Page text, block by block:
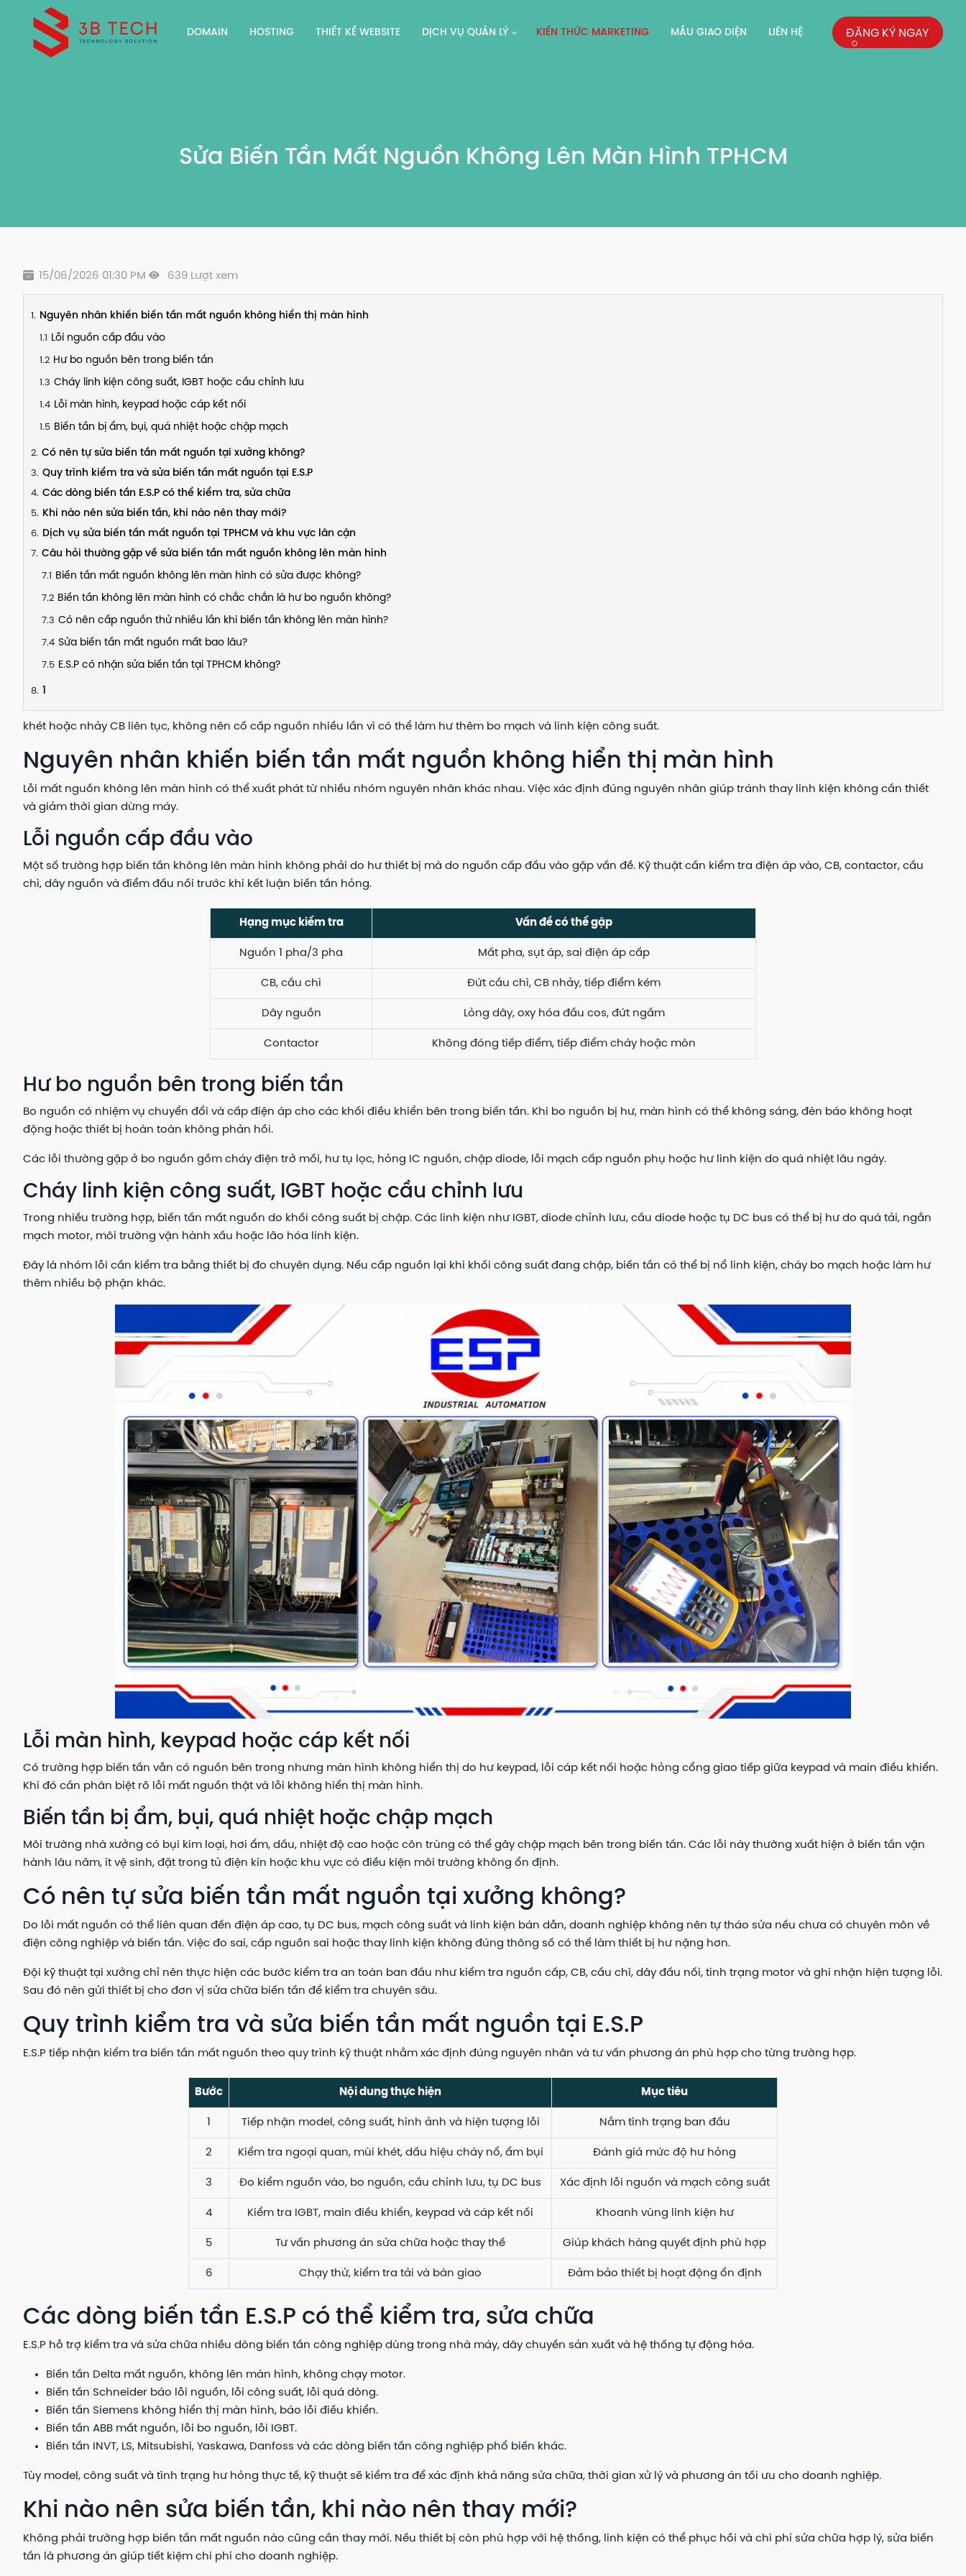
DOMAIN HOSTING THIẾT KẾ WEBSITE DỊCH VỤ QUẢN LÝ KIẾN THỨC MARKETING MẪU GIAO DIỆN LIÊN HỆ ĐĂNG KÝ NGAY
Sửa Biến Tần Mất Nguồn Không Lên Màn Hình TPHCM
15/06/2026 01:30 PM 639 Lượt xem
Nguyên nhân khiến biến tần mất nguồn không hiển thị màn hình
Lỗi nguồn cấp đầu vào
Hư bo nguồn bên trong biến tần
Cháy linh kiện công suất, IGBT hoặc cầu chỉnh lưu
Lỗi màn hình, keypad hoặc cáp kết nối
Biến tần bị ẩm, bụi, quá nhiệt hoặc chập mạch
Có nên tự sửa biến tần mất nguồn tại xưởng không?
Quy trình kiểm tra và sửa biến tần mất nguồn tại E.S.P
Các dòng biến tần E.S.P có thể kiểm tra, sửa chữa
Khi nào nên sửa biến tần, khi nào nên thay mới?
Dịch vụ sửa biến tần mất nguồn tại TPHCM và khu vực lân cận
Câu hỏi thường gặp về sửa biến tần mất nguồn không lên màn hình
Biến tần mất nguồn không lên màn hình có sửa được không?
Biến tần không lên màn hình có chắc chắn là hư bo nguồn không?
Có nên cấp nguồn thử nhiều lần khi biến tần không lên màn hình?
Sửa biến tần mất nguồn mất bao lâu?
E.S.P có nhận sửa biến tần tại TPHCM không?
1
khét hoặc nhảy CB liên tục, không nên cố cấp nguồn nhiều lần vì có thể làm hư thêm bo mạch và linh kiện công suất.
Nguyên nhân khiến biến tần mất nguồn không hiển thị màn hình
Lỗi mất nguồn không lên màn hình có thể xuất phát từ nhiều nhóm nguyên nhân khác nhau. Việc xác định đúng nguyên nhân giúp tránh thay linh kiện không cần thiết
và giảm thời gian dừng máy.
Lỗi nguồn cấp đầu vào
Một số trường hợp biến tần không lên màn hình không phải do hư thiết bị mà do nguồn cấp đầu vào gặp vấn đề. Kỹ thuật cần kiểm tra điện áp vào, CB, contactor, cầu
chì, dây nguồn và điểm đấu nối trước khi kết luận biến tần hỏng.
Hạng mục kiểm tra Vấn đề có thể gặp
Nguồn 1 pha/3 pha Mất pha, sụt áp, sai điện áp cấp
CB, cầu chì Đứt cầu chì, CB nhảy, tiếp điểm kém
Dây nguồn Lỏng dây, oxy hóa đầu cos, đứt ngầm
Contactor Không đóng tiếp điểm, tiếp điểm cháy hoặc mòn
Hư bo nguồn bên trong biến tần
Bo nguồn có nhiệm vụ chuyển đổi và cấp điện áp cho các khối điều khiển bên trong biến tần. Khi bo nguồn bị hư, màn hình có thể không sáng, đèn báo không hoạt
động hoặc thiết bị hoàn toàn không phản hồi.
Các lỗi thường gặp ở bo nguồn gồm cháy điện trở mồi, hư tụ lọc, hỏng IC nguồn, chập diode, lỗi mạch cấp nguồn phụ hoặc hư linh kiện do quá nhiệt lâu ngày.
Cháy linh kiện công suất, IGBT hoặc cầu chỉnh lưu
Trong nhiều trường hợp, biến tần mất nguồn do khối công suất bị chập. Các linh kiện như IGBT, diode chỉnh lưu, cầu diode hoặc tụ DC bus có thể bị hư do quá tải, ngắn
mạch motor, môi trường vận hành xấu hoặc lão hóa linh kiện.
Đây là nhóm lỗi cần kiểm tra bằng thiết bị đo chuyên dụng. Nếu cấp nguồn lại khi khối công suất đang chập, biến tần có thể bị nổ linh kiện, cháy bo mạch hoặc làm hư
thêm nhiều bộ phận khác.
Lỗi màn hình, keypad hoặc cáp kết nối
Có trường hợp biến tần vẫn có nguồn bên trong nhưng màn hình không hiển thị do hư keypad, lỗi cáp kết nối hoặc hỏng cổng giao tiếp giữa keypad và main điều khiển.
Khi đó cần phân biệt rõ lỗi mất nguồn thật và lỗi không hiển thị màn hình.
Biến tần bị ẩm, bụi, quá nhiệt hoặc chập mạch
Môi trường nhà xưởng có bụi kim loại, hơi ẩm, dầu, nhiệt độ cao hoặc côn trùng có thể gây chập mạch bên trong biến tần. Các lỗi này thường xuất hiện ở biến tần vận
hành lâu năm, ít vệ sinh, đặt trong tủ điện kín hoặc khu vực có điều kiện môi trường không ổn định.
Có nên tự sửa biến tần mất nguồn tại xưởng không?
Do lỗi mất nguồn có thể liên quan đến điện áp cao, tụ DC bus, mạch công suất và linh kiện bán dẫn, doanh nghiệp không nên tự tháo sửa nếu chưa có chuyên môn về
điện công nghiệp và biến tần. Việc đo sai, cấp nguồn sai hoặc thay linh kiện không đúng thông số có thể làm thiết bị hư nặng hơn.
Đội kỹ thuật tại xưởng chỉ nên thực hiện các bước kiểm tra an toàn ban đầu như kiểm tra nguồn cấp, CB, cầu chì, dây đấu nối, tình trạng motor và ghi nhận hiện tượng lỗi.
Sau đó nên gửi thiết bị cho đơn vị sửa chữa biến tần để kiểm tra chuyên sâu.
Quy trình kiểm tra và sửa biến tần mất nguồn tại E.S.P
E.S.P tiếp nhận kiểm tra biến tần mất nguồn theo quy trình kỹ thuật nhằm xác định đúng nguyên nhân và tư vấn phương án phù hợp cho từng trường hợp.
Bước Nội dung thực hiện Mục tiêu
1 Tiếp nhận model, công suất, hình ảnh và hiện tượng lỗi Nắm tình trạng ban đầu
2 Kiểm tra ngoại quan, mùi khét, dấu hiệu cháy nổ, ẩm bụi Đánh giá mức độ hư hỏng
3 Đo kiểm nguồn vào, bo nguồn, cầu chỉnh lưu, tụ DC bus Xác định lỗi nguồn và mạch công suất
4 Kiểm tra IGBT, main điều khiển, keypad và cáp kết nối Khoanh vùng linh kiện hư
5 Tư vấn phương án sửa chữa hoặc thay thế Giúp khách hàng quyết định phù hợp
6 Chạy thử, kiểm tra tải và bàn giao Đảm bảo thiết bị hoạt động ổn định
Các dòng biến tần E.S.P có thể kiểm tra, sửa chữa
E.S.P hỗ trợ kiểm tra và sửa chữa nhiều dòng biến tần công nghiệp dùng trong nhà máy, dây chuyền sản xuất và hệ thống tự động hóa.
Biến tần Delta mất nguồn, không lên màn hình, không chạy motor.
Biến tần Schneider báo lỗi nguồn, lỗi công suất, lỗi quá dòng.
Biến tần Siemens không hiển thị màn hình, báo lỗi điều khiển.
Biến tần ABB mất nguồn, lỗi bo nguồn, lỗi IGBT.
Biến tần INVT, LS, Mitsubishi, Yaskawa, Danfoss và các dòng biến tần công nghiệp phổ biến khác.
Tùy model, công suất và tình trạng hư hỏng thực tế, kỹ thuật sẽ kiểm tra để xác định khả năng sửa chữa, thời gian xử lý và phương án tối ưu cho doanh nghiệp.
Khi nào nên sửa biến tần, khi nào nên thay mới?
Không phải trường hợp biến tần mất nguồn nào cũng cần thay mới. Nếu thiết bị còn phù hợp với hệ thống, linh kiện có thể phục hồi và chi phí sửa chữa hợp lý, sửa biến
tần là phương án giúp tiết kiệm chi phí cho doanh nghiệp.